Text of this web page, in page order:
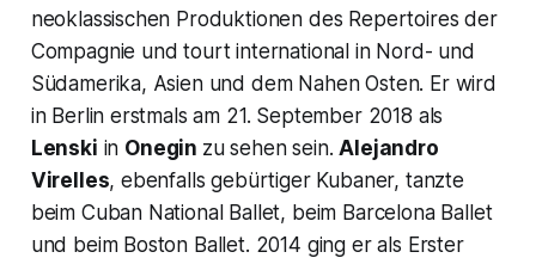
neoklassischen Produktionen des Repertoires der
Compagnie und tourt international in Nord- und
Südamerika, Asien und dem Nahen Osten. Er wird
in Berlin erstmals am 21. September 2018 als
Lenski in Onegin zu sehen sein.Alejandro
Virelles, ebenfalls gebürtiger Kubaner, tanzte
beim Cuban National Ballet, beim Barcelona Ballet
und beim Boston Ballet. 2014 ging er als Erster